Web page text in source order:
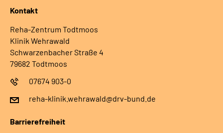
Kontakt
Reha-Zentrum Todtmoos
Klinik Wehrawald
Schwarzenbacher Straße 4
79682 Todtmoos
07674 903-0
reha-klinik.wehrawald@drv-bund.de
Barrierefreiheit